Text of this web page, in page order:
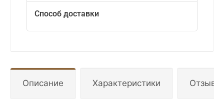
Способ доставки
Описание Характеристики